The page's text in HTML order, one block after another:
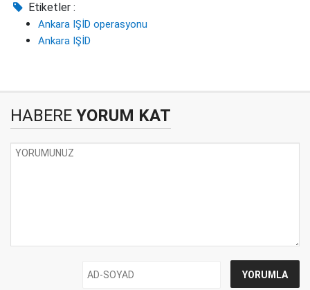
Etiketler :
Ankara IŞİD operasyonu
Ankara IŞİD
HABERE YORUM KAT